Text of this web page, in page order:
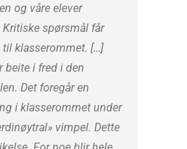
og våre elever
spørsmål får
klasserommet. […]
beite i fred i den
Det foregår en
i klasserommet under
vimpel. Dette